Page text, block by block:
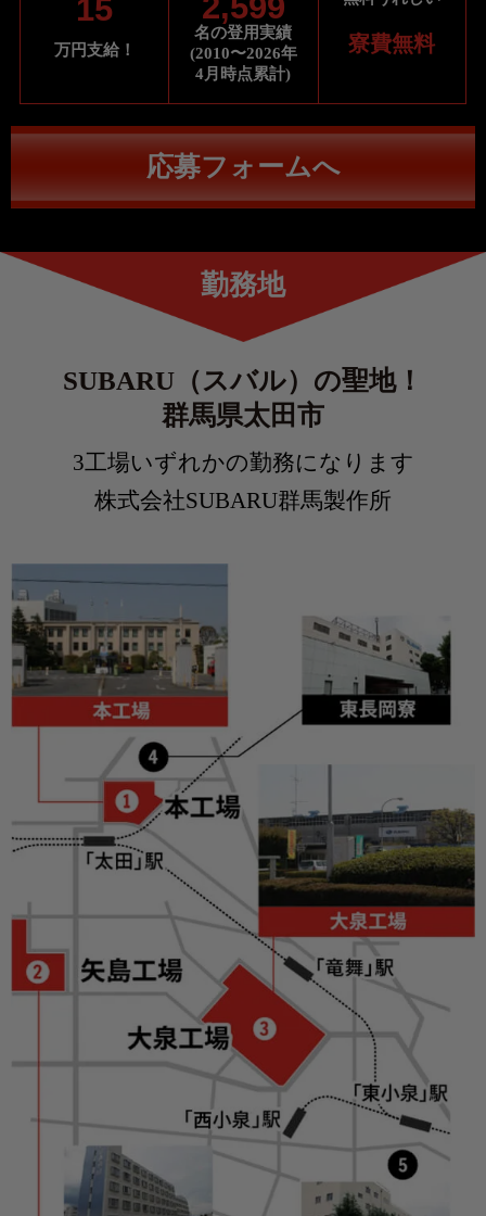
15
万円支給！
名の登用実績
(2010〜2026年
4月時点累計)
寮費無料
応募フォームへ
勤務地
SUBARU（スバル）の聖地！
群馬県太田市
3工場いずれかの勤務になります
株式会社SUBARU群馬製作所